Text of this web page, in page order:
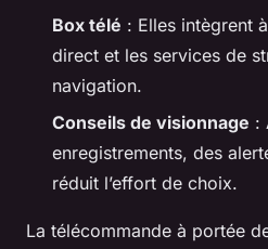
Box télé : Elles intègrent
direct et les services de
navigation.
Conseils de visionnage :
enregistrements, des
réduit l’effort de choix.
La télécommande à portée